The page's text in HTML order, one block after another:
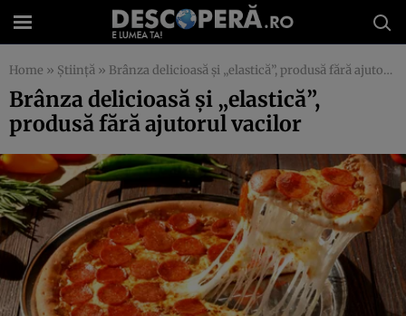
Home » Știință » Brânza delicioasă și „elastică”, produsă fără ajutorul vacilor
Brânza delicioasă și „elastică”,
produsă fără ajutorul vacilor